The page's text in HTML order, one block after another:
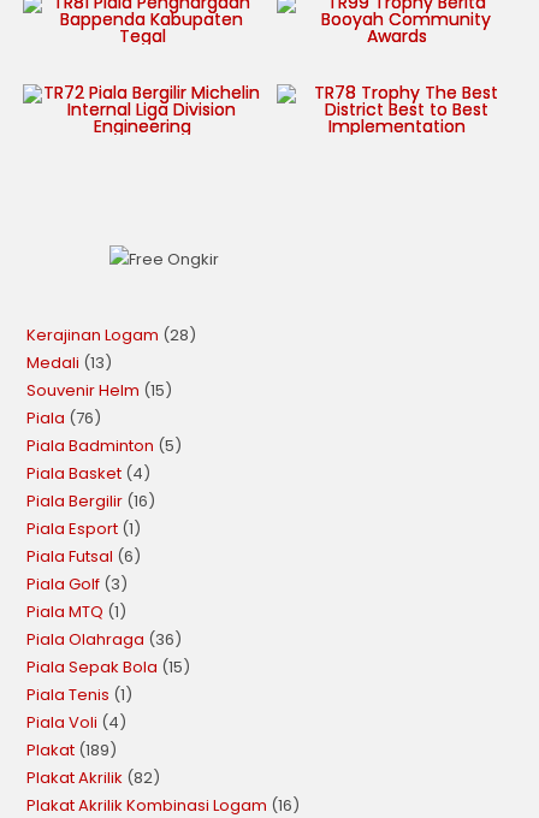
Kerajinan Logam 28
Medali 13
Souvenir Helm 15
Piala 76
Piala Badminton 5
Piala Basket 4
Piala Bergilir 16
Piala Esport 1
Piala Futsal 6
Piala Golf 3
Piala MTQ 1
Piala Olahraga 36
Piala Sepak Bola 15
Piala Tenis 1
Piala Voli 4
Plakat 189
Plakat Akrilik 82
Plakat Akrilik Kombinasi Logam 16